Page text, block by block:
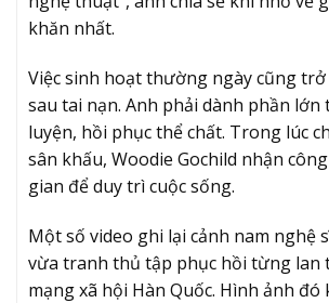
khăn nhất.
Việc sinh hoạt thường ngày cũng
sau tai nạn. Anh phải dành phần lớn
luyện, hồi phục thể chất. Trong lúc
sân khấu, Woodie Gochild nhận
gian để duy trì cuộc sống.
Một số video ghi lại cảnh nam nghệ
vừa tranh thủ tập phục hồi từng lan
mạng xã hội Hàn Quốc. Hình ảnh đó